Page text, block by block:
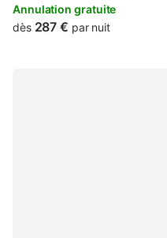
accommodation is 7.9 km
Annulation gratuite
dès 287 € par nuit